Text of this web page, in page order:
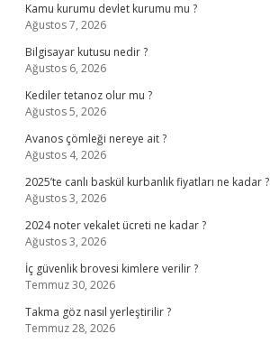
Kamu kurumu devlet kurumu mu ?
Ağustos 7, 2026
Bilgisayar kutusu nedir ?
Ağustos 6, 2026
Kediler tetanoz olur mu ?
Ağustos 5, 2026
Avanos çömleği nereye ait ?
Ağustos 4, 2026
2025’te canlı baskül kurbanlık fiyatları ne kadar ?
Ağustos 3, 2026
2024 noter vekalet ücreti ne kadar ?
Ağustos 3, 2026
İç güvenlik brovesi kimlere verilir ?
Temmuz 30, 2026
Takma göz nasıl yerleştirilir ?
Temmuz 28, 2026